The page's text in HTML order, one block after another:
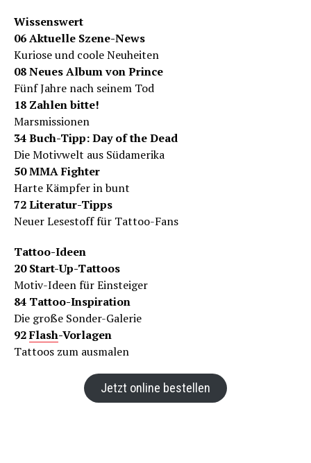
Wissenswert
06 Aktuelle Szene-News
Kuriose und coole Neuheiten
08 Neues Album von Prince
Fünf Jahre nach seinem Tod
18 Zahlen bitte!
Marsmissionen
34 Buch-Tipp: Day of the Dead
Die Motivwelt aus Südamerika
50 MMA Fighter
Harte Kämpfer in bunt
72 Literatur-Tipps
Neuer Lesestoff für Tattoo-Fans
Tattoo-Ideen
20 Start-Up-Tattoos
Motiv-Ideen für Einsteiger
84 Tattoo-Inspiration
Die große Sonder-Galerie
92Flash-Vorlagen
Tattoos zum ausmalen
Jetzt online bestellen